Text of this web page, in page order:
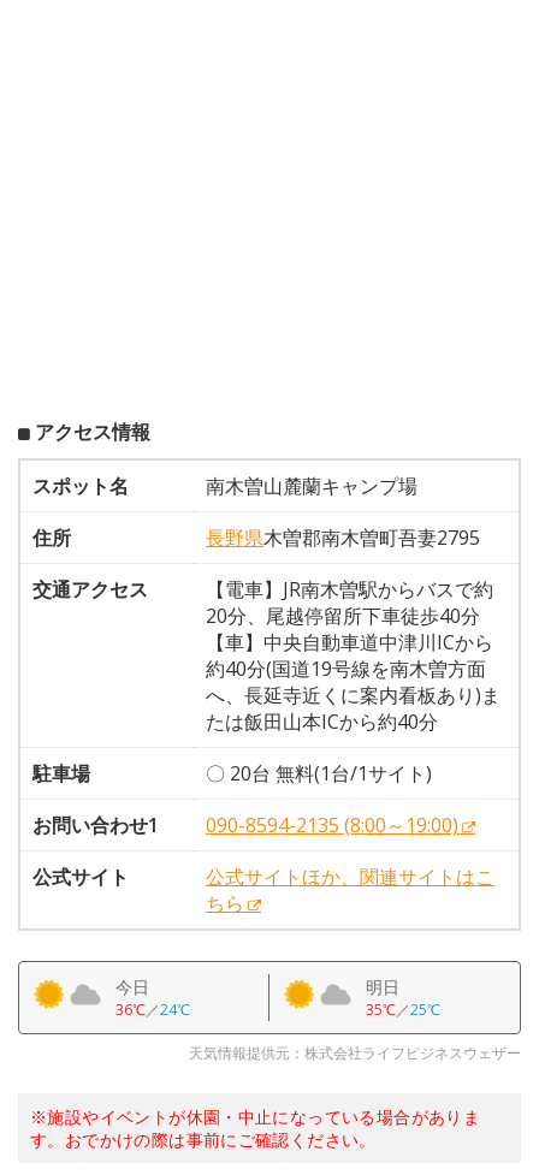
アクセス情報
スポット名
南木曽山麓蘭キャンプ場
住所
長野県木曽郡南木曽町吾妻2795
交通アクセス
【電車】JR南木曽駅からバスで約
20分、尾越停留所下車徒歩40分
【車】中央自動車道中津川ICから
約40分(国道19号線を南木曽方面
へ、長延寺近くに案内看板あり)ま
たは飯田山本ICから約40分
駐車場
〇 20台 無料(1台/1サイト)
お問い合わせ1
090-8594-2135 (8:00～19:00)
公式サイト
公式サイトほか、関連サイトはこ
ちら
今日
36℃／24℃
明日
35℃／25℃
天気情報提供元：株式会社ライフビジネスウェザー
※施設やイベントが休園・中止になっている場合がありま
す。おでかけの際は事前にご確認ください。